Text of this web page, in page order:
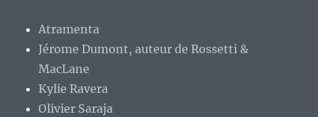
Atramenta
Jérome Dumont, auteur de Rossetti &
MacLane
Kylie Ravera
Olivier Saraja